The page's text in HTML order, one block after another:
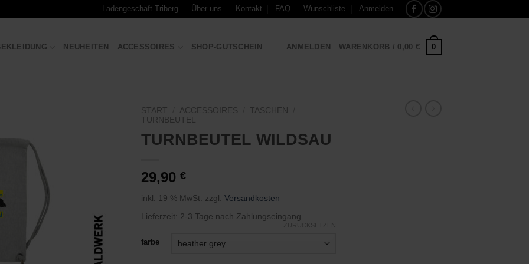
Ladengeschäft Triberg Über uns Kontakt FAQ Wunschliste Anmelden
NEUHEITEN ACCESSOIRES SHOP-GUTSCHEIN ANMELDEN WARENKORB / 0,00 € 0
START ACCESSOIRES TASCHEN
TURNBEUTEL
TURNBEUTEL WILDSAU
29,90 €
inkl. 19 % MwSt. zzgl. Versandkosten
Lieferzeit: 2-3 Tage nach Zahlungseingang
farbe